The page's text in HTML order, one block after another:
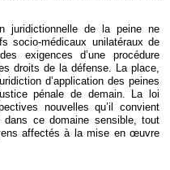
juridictionnelle de la peine ne
socio-médicaux unilatéraux de
exigences d’une procédure
droits de la défense. La place,
d’application des peines
pénale de demain. La loi
nouvelles qu’il convient
dans ce domaine sensible, tout
affectés à la mise en œuvre